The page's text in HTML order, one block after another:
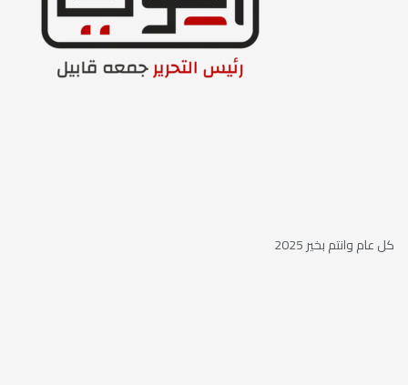
كل عام وانتم بخير 2025